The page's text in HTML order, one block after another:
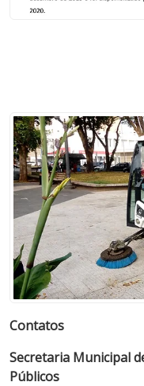
Contatos
Secretaria Municipal
Públicos